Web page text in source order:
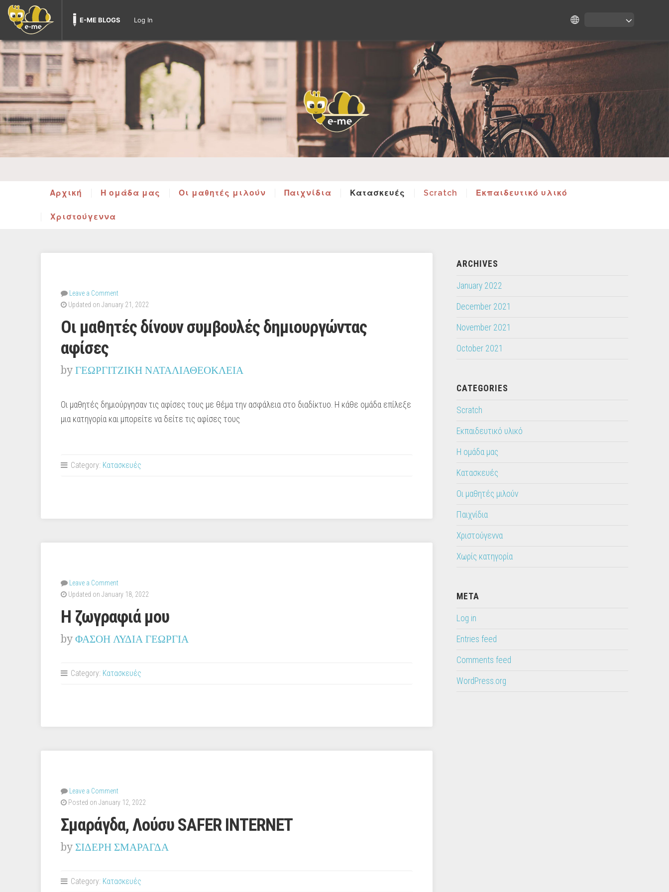
E-ME BLOGS Log In
Αρχική Η ομάδα μας Οι μαθητές μιλούν Παιχνίδια Κατασκευές Scratch Εκπαιδευτικό υλικό
Χριστούγεννα
Leave a Comment
Updated on January 21, 2022
Οι μαθητές δίνουν συμβουλές δημιουργώντας
αφίσες
by ΓΕΩΡΓΙΤΖΙΚΗ ΝΑΤΑΛΙΑΘΕΟΚΛΕΙΑ
Οι μαθητές δημιούργησαν τις αφίσες τους με θέμα την ασφάλεια στο διαδίκτυο. Η κάθε ομάδα επίλεξε
μια κατηγορία και μπορείτε να δείτε τις αφίσες τους
Category: Κατασκευές
Leave a Comment
Updated on January 18, 2022
Η ζωγραφιά μου
by ΦΑΣΟΗ ΛΥΔΙΑ ΓΕΩΡΓΙΑ
Category: Κατασκευές
Leave a Comment
Posted on January 12, 2022
Σμαράγδα, Λούσυ SAFER INTERNET
by ΣΙΔΕΡΗ ΣΜΑΡΑΓΔΑ
Category: Κατασκευές
ARCHIVES
January 2022
December 2021
November 2021
October 2021
CATEGORIES
Scratch
Εκπαιδευτικό υλικό
Η ομάδα μας
Κατασκευές
Οι μαθητές μιλούν
Παιχνίδια
Χριστούγεννα
Χωρίς κατηγορία
META
Log in
Entries feed
Comments feed
WordPress.org